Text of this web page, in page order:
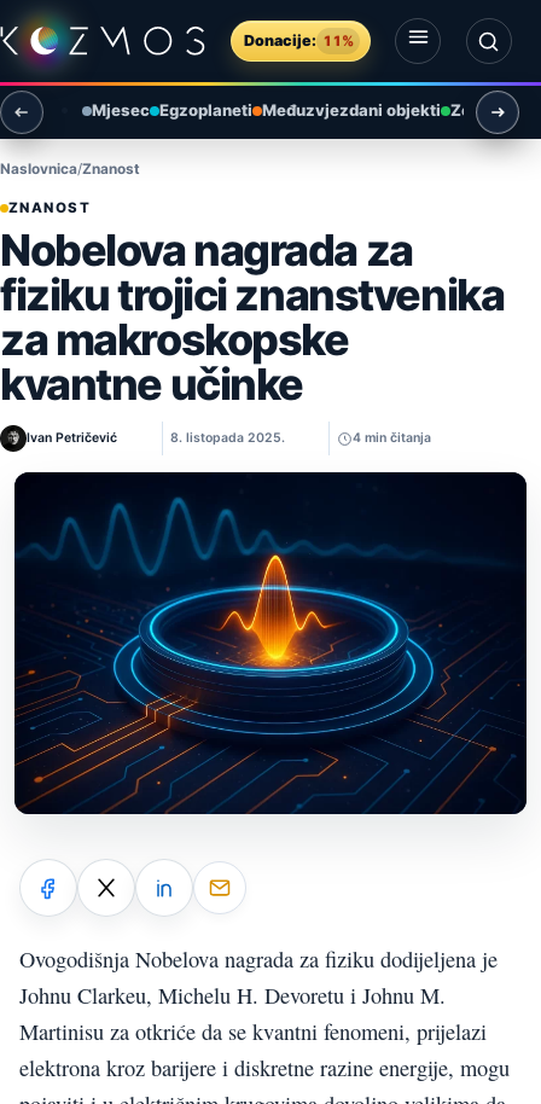
Preskoči na sadržaj
Donacije: 11%
Otvori izbornik
Otvori pretragu
Mjesec Egzoplaneti Međuzvjezdani objekti Zemlja i
Naslovnica Znanost
ZNANOST
Nobelova nagrada za
fiziku trojici znanstvenika
za makroskopske
kvantne učinke
Ivan Petričević 8. listopada 2025. 4 min čitanja
Ovogodišnja Nobelova nagrada za fiziku dodijeljena je
Johnu Clarkeu, Michelu H. Devoretu i Johnu M.
Martinisu za otkriće da se kvantni fenomeni, prijelazi
elektrona kroz barijere i diskretne razine energije, mogu